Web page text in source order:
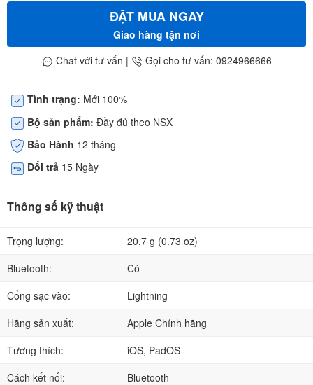
ĐẶT MUA NGAY
Giao hàng tận nơi
Chat với tư vấn | Gọi cho tư vấn: 0924966666
Tình trạng: Mới 100%
Bộ sản phẩm: Đầy đủ theo NSX
Bảo Hành 12 tháng
Đổi trả 15 Ngày
Thông số kỹ thuật
Trọng lượng:
20.7 g (0.73 oz)
Bluetooth:
Có
Cổng sạc vào:
Lightning
Hãng sản xuất:
Apple Chính hãng
Tương thích:
iOS, PadOS
Cách kết nối:
Bluetooth